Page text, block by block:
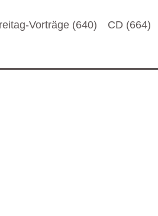
Vorträge (640) CD (664)